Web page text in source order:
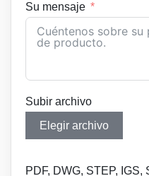
Su mensaje
Subir archivo
Elegir archivo
PDF, DWG, STEP, IGS,